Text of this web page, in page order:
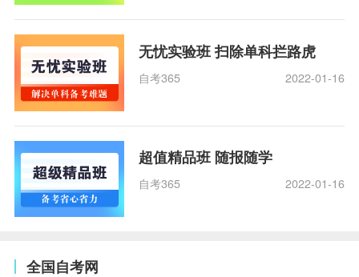
无忧实验班 扫除单科拦路虎
自考365 2022-01-16
超值精品班 随报随学
自考365 2022-01-16
全国自考网